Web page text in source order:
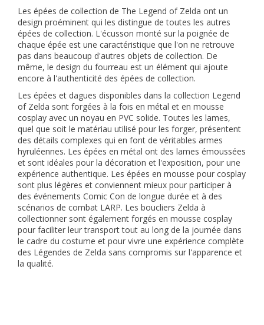
Les épées de collection de The Legend of Zelda ont un
design proéminent qui les distingue de toutes les autres
épées de collection. L'écusson monté sur la poignée de
chaque épée est une caractéristique que l'on ne retrouve
pas dans beaucoup d'autres objets de collection. De
même, le design du fourreau est un élément qui ajoute
encore à l'authenticité des épées de collection.
Les épées et dagues disponibles dans la collection Legend
of Zelda sont forgées à la fois en métal et en mousse
cosplay avec un noyau en PVC solide. Toutes les lames,
quel que soit le matériau utilisé pour les forger, présentent
des détails complexes qui en font de véritables armes
hyruléennes. Les épées en métal ont des lames émoussées
et sont idéales pour la décoration et l'exposition, pour une
expérience authentique. Les épées en mousse pour cosplay
sont plus légères et conviennent mieux pour participer à
des événements Comic Con de longue durée et à des
scénarios de combat LARP. Les boucliers Zelda à
collectionner sont également forgés en mousse cosplay
pour faciliter leur transport tout au long de la journée dans
le cadre du costume et pour vivre une expérience complète
des Légendes de Zelda sans compromis sur l'apparence et
la qualité.